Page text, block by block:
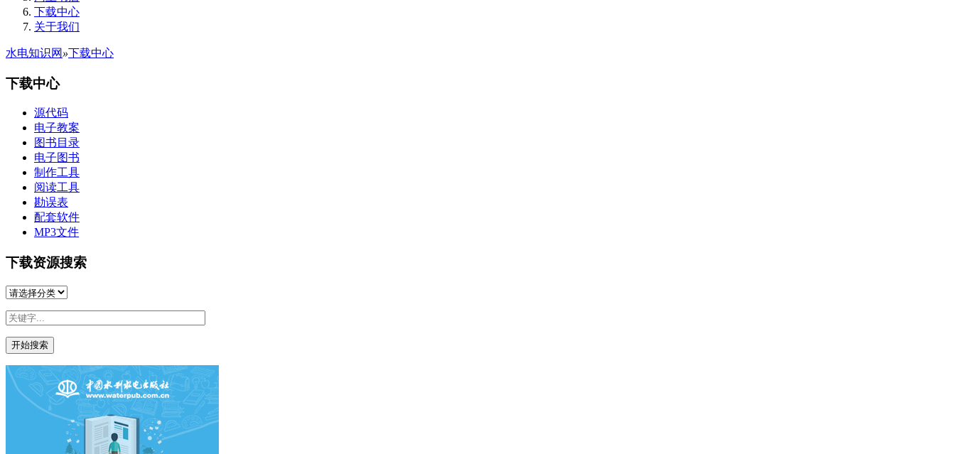
下载中心
关于我们
水电知识网 »下载中心
下载中心
源代码
电子教案
图书目录
电子图书
制作工具
阅读工具
勘误表
配套软件
MP3文件
下载资源搜索
开始搜索